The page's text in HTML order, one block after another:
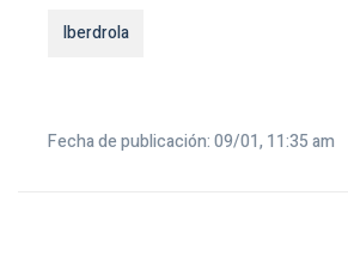
Iberdrola
Fecha de publicación: 09/01, 11:35 am